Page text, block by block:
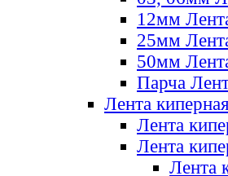
12мм
25мм
50мм
Парча
Лента киперная
Лента
Лента
Лента